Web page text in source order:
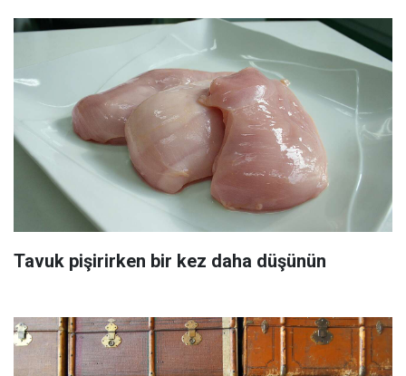
Tavuk pişirirken bir kez daha düşünün